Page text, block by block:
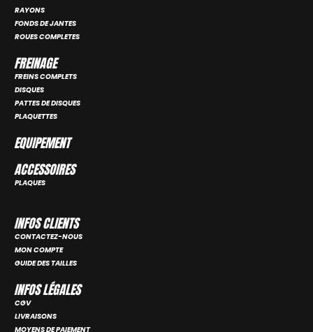
RAYONS
FONDS DE JANTES
ROUES COMPLETES
FREINAGE
FREINS COMPLETS
DISQUES
PATTES DE DISQUES
PLAQUETTES
EQUIPEMENT
ACCESSOIRES
PLAQUES
INFOS CLIENTS
CONTACTEZ-NOUS
MON COMPTE
GUIDE DES TAILLES
INFOS LÉGALES
CGV
LIVRAISONS
MOYENS DE PAIEMENT